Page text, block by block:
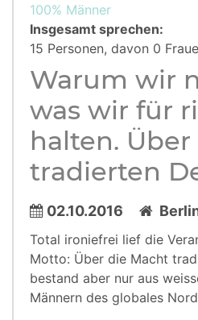
100% Männer
Insgesamt sprechen:
15 Personen, davon 0
Warum wir
was wir für
halten.
tradierten
02.10.2016
Total ironiefrei lief die
Motto: Über die Macht
bestand aber nur aus
Männern des globales